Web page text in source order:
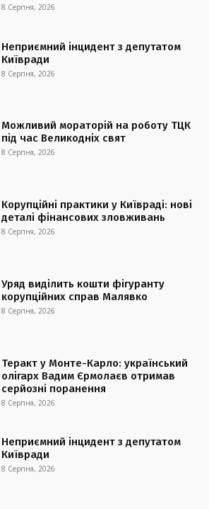
8 Серпня, 2026
Неприємний інцидент з депутатом
Київради
8 Серпня, 2026
Можливий мораторій на роботу ТЦК
під час Великодніх свят
8 Серпня, 2026
Корупційні практики у Київраді: нові
деталі фінансових зловживань
8 Серпня, 2026
Уряд виділить кошти фігуранту
корупційних справ Малявко
8 Серпня, 2026
Теракт у Монте-Карло: український
олігарх Вадим Єрмолаєв отримав
серйозні поранення
8 Серпня, 2026
Неприємний інцидент з депутатом
Київради
8 Серпня, 2026